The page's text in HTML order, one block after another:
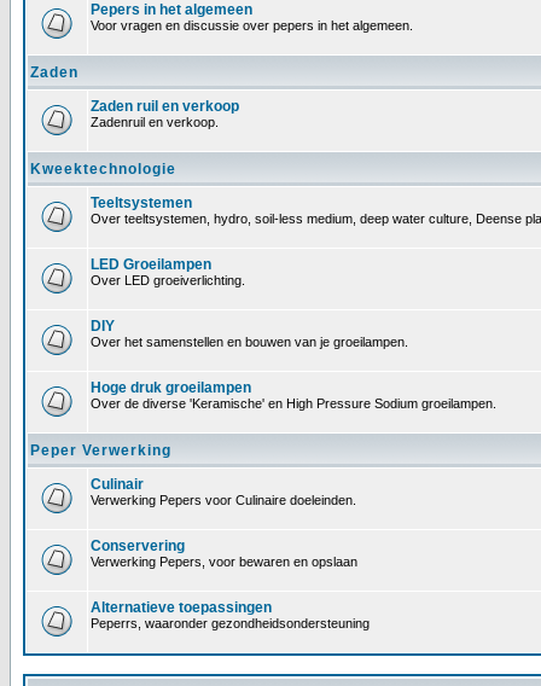
Pepers in het algemeen
Voor vragen en discussie over pepers in het algemeen.
Zaden
Zaden ruil en verkoop
Zadenruil en verkoop.
Kweektechnologie
Teeltsystemen
Over teeltsystemen, hydro, soil-less medium, deep water culture, Deense
LED Groeilampen
Over LED groeiverlichting.
DIY
Over het samenstellen en bouwen van je groeilampen.
Hoge druk groeilampen
Over de diverse 'Keramische' en High Pressure Sodium groeilampen.
Peper Verwerking
Culinair
Verwerking Pepers voor Culinaire doeleinden.
Conservering
Verwerking Pepers, voor bewaren en opslaan
Alternatieve toepassingen
Peperrs, waaronder gezondheidsondersteuning